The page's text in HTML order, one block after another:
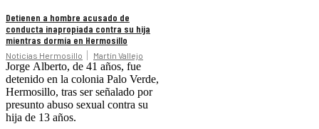
Detienen a hombre acusado de
conducta inapropiada contra su hija
mientras dormía en Hermosillo
Noticias Hermosillo Martín Vallejo
Jorge Alberto, de 41 años, fue
detenido en la colonia Palo Verde,
Hermosillo, tras ser señalado por
presunto abuso sexual contra su
hija de 13 años.